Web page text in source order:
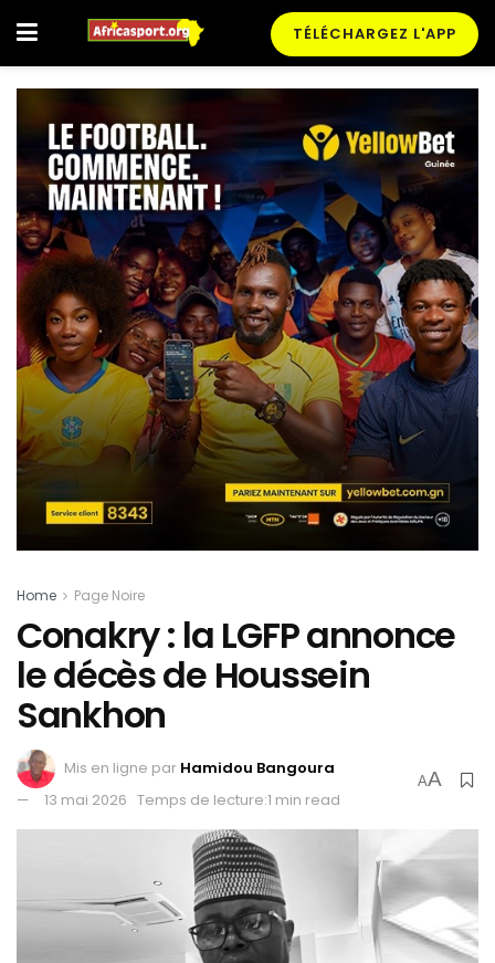
TÉLÉCHARGEZ L'APP
Home Page Noire
Conakry : la LGFP annonce
le décès de Houssein
Sankhon
Mis en ligne par Hamidou Bangoura
13 mai 2026 Temps de lecture:1 min read
AA